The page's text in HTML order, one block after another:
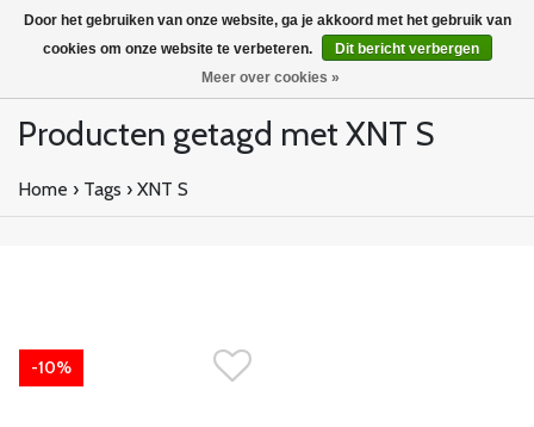
Producten getagd met XNT S
Home › Tags › XNT S
-10%
Door het gebruiken van onze website, ga je akkoord met het gebruik van
cookies om onze website te verbeteren.
Dit bericht verbergen
Meer over cookies »